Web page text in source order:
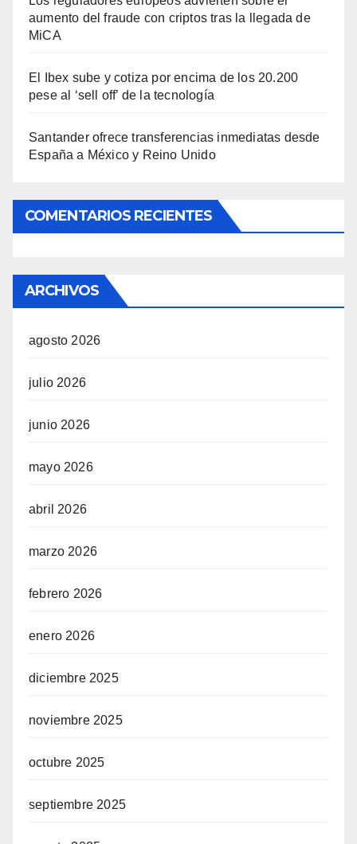
aumento del fraude con criptos tras la llegada de
MiCA
El Ibex sube y cotiza por encima de los 20.200
pese al ‘sell off’ de la tecnología
Santander ofrece transferencias inmediatas desde
España a México y Reino Unido
COMENTARIOS RECIENTES
ARCHIVOS
agosto 2026
julio 2026
junio 2026
mayo 2026
abril 2026
marzo 2026
febrero 2026
enero 2026
diciembre 2025
noviembre 2025
octubre 2025
septiembre 2025